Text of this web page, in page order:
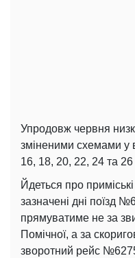
Упродовж червня
зміненими схемами у
16, 18, 20, 22, 24 та 26
Йдеться про
зазначені дні поїзд
прямуватиме не за
Помічної, а за
зворотний рейс